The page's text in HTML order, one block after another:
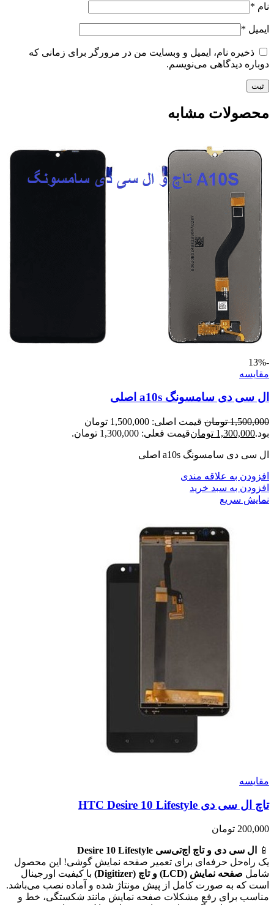
نام *
ایمیل *
ذخیره نام، ایمیل و وبسایت من در مرورگر برای زمانی که
دوباره دیدگاهی می‌نویسم.
محصولات مشابه
-13%
مقايسه
ال سی دی سامسونگ a10s اصلی
1,500,000 تومان
قیمت اصلی: 1,500,000 تومان
بود.1,300,000 تومانقیمت فعلی: 1,300,000 تومان.
ال سی دی سامسونگ a10s اصلی
افزودن به علاقه مندی
افزودن به سبد خرید
نمایش سریع
مقايسه
تاچ ال سی دی HTC Desire 10 Lifestyle
200,000 تومان
📱
ال سی دی و تاچ اچ‌تی‌سی Desire 10 Lifestyle
یک راه‌حل حرفه‌ای برای تعمیر صفحه نمایش گوشی! این محصول
شامل صفحه نمایش (LCD) و تاچ (Digitizer)
با کیفیت اورجینال
است که به صورت کامل از پیش مونتاژ شده و آماده نصب می‌باشد.
مناسب برای رفع مشکلات صفحه نمایش مانند شکستگی، خط و